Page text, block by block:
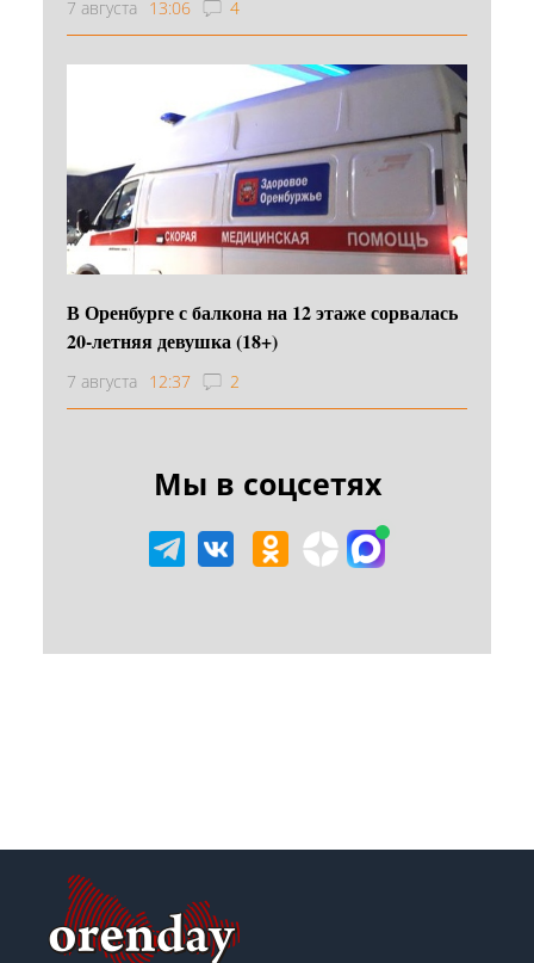
7 августа 13:06 4
В Оренбурге с балкона на 12 этаже сорвалась
20-летняя девушка (18+)
7 августа 12:37 2
Мы в соцсетях